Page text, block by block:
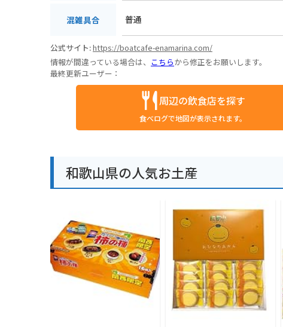
混雑具合 普通
公式サイト:https://boatcafe-enamarina.com/
情報が間違っている場合は、 こちらから修正をお願いします。
最終更新ユーザー：
周辺の飲食店を探す
食べログで地図が表示されます。
和歌山県の人気お土産